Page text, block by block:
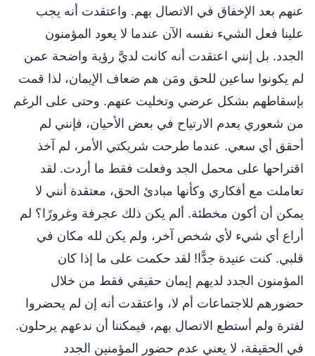
عنهم بعد الإخفاق في الاتصال بهم. واعتقدت أنه يجب
علينا فعل الشيء نفسه الآن عندما لا يعود المؤمنون
الجدد. بل إنني اعتقدت أنه كانت لديَّ رؤية واضحة عمن
لم يكونوا ساعين للحق ومَن هم ضعاف الإيمان، لذا قمت
بإسقاطهم بشكل عرضي وتخليت عنهم. وحتى على الرغم
من شعوري بعدم الارتياح في بعض الأحيان، فإنني لم
أحقق أي سعي. عندما طرحت شريكتي الأمر، لم آخذ
اقتراحها على محمل الجد وفعلت فقط ما أردت. لقد
تعاملت مع أفكاري وكأنها مبادئ الحق، معتقدة أنني لا
يمكن أن أكون مخطئة. ألم يكن ذلك عجرفة وغرورًا؟ لم
أراع أي شيء لأي شخص آخر، ولم يكن لله مكان في
قلبي. كنت عنيدة جدًّا! لقد حكمت على ما إذا كان
المؤمنون الجدد لديهم إيمان حقيقي فقط من خلال
حضورهم للاجتماعات أم لا، واعتقدت أنه إن لم يحضروا
لفترة ولم أستطع الاتصال بهم، فيمكننا أن ندعهم يرحلون.
في الحقيقة، لا يعني عدم حضور المؤمنين الجدد